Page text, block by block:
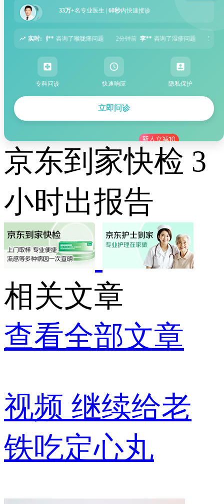
33万+名专业医生 | 60秒内快速接诊
实时:
2分钟前 李** 咨询了湿疹问题 5分钟前 张** 咨询了过敏性鼻炎问题
专科问诊 快速响应 隐私保护
立即问诊
京东到家快检 3
小时出报告
相关文章
查看全部文章
视频 继续给老
铁吃定心丸